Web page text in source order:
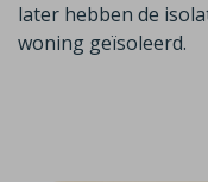
later hebben de
woning geïsoleerd.